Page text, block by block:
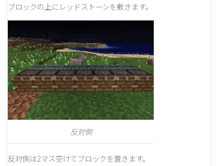
ブロックの上にレッドストーンを敷きます。
反対側
反対側は2マス空けてブロックを置きます。